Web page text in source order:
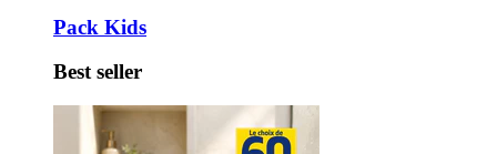
Pack Kids
Best seller